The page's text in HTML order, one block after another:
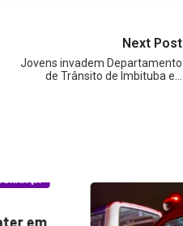
Next Post
Jovens invadem Departamento
de Trânsito de Imbituba e…
em